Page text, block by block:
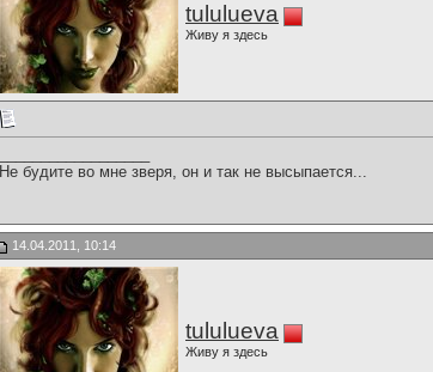
tululueva
Живу я здесь
Не будите во мне зверя, он и так не высыпается...
14.04.2011, 10:14
tululueva
Живу я здесь